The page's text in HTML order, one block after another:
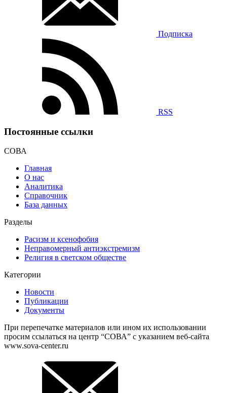
Подписка
RSS
Постоянные ссылки
СОВА
Главная
О нас
Аналитика
Справочник
База данных
Разделы
Расизм и ксенофобия
Неправомерный антиэкстремизм
Религия в светском обществе
Категории
Новости
Публикации
Документы
При перепечатке материалов или ином их использовании
просим ссылаться на центр “СОВА” с указанием веб-сайта
www.sova-center.ru